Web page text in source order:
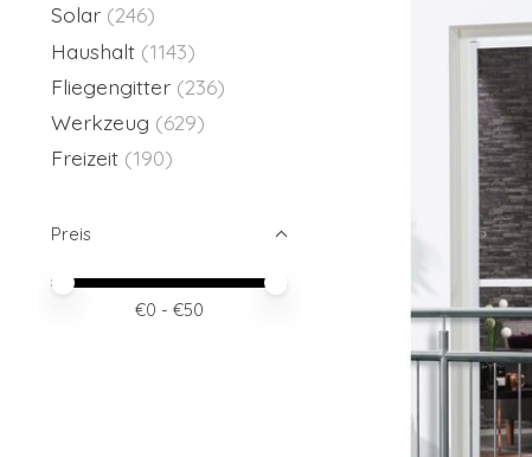
Solar (246)
Haushalt (1143)
Fliegengitter (236)
Werkzeug (629)
Freizeit (190)
Preis
Preis – Mindestwert
Price maximum value
€0 - €50